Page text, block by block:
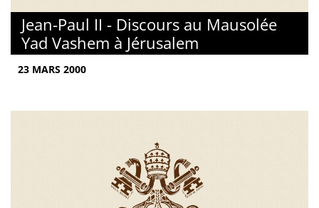
Jean-Paul II - Discours au Mausolée
Yad Vashem à Jérusalem
23 MARS 2000